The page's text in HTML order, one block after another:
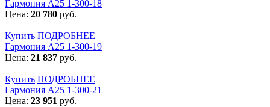
Гармония А25 1-300-18
Цена: 20 780 руб.
Купить ПОДРОБНЕЕ
Гармония А25 1-300-19
Цена: 21 837 руб.
Купить ПОДРОБНЕЕ
Гармония А25 1-300-21
Цена: 23 951 руб.